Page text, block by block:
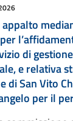
appalto
di
e relativa
di San Vito
per il